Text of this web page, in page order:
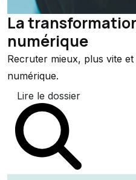
La
numérique
Recruter mieux, plus vite
numérique.
Lire le dossier